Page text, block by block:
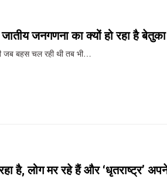
जनगणना का क्यों हो रहा है बेतुका
जब बहस चल रही थी तब भी…
है, लोग मर रहे हैं और ‘धृतराष्ट्र’